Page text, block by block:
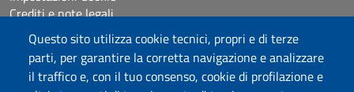
Questo sito utilizza cookie tecnici, propri e di terze
parti, per garantire la corretta navigazione e analizzare
il traffico e, con il tuo consenso, cookie di profilazione e
Crediti e note legali
Seguici su